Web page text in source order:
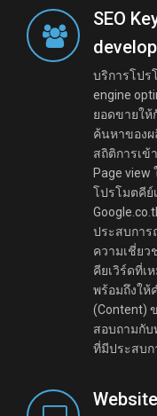
SEO
บริการโปร
engine
ยอดขายให้
ค้นหาของ
สถิติการเข้
Page
โปรโมตคีย์
ประสบการ
ความเชี่ย
คียเวิร์ดที่เ
พร้อมถึงให้
(Content)
สอบถามกับ
ที่มีประสบก